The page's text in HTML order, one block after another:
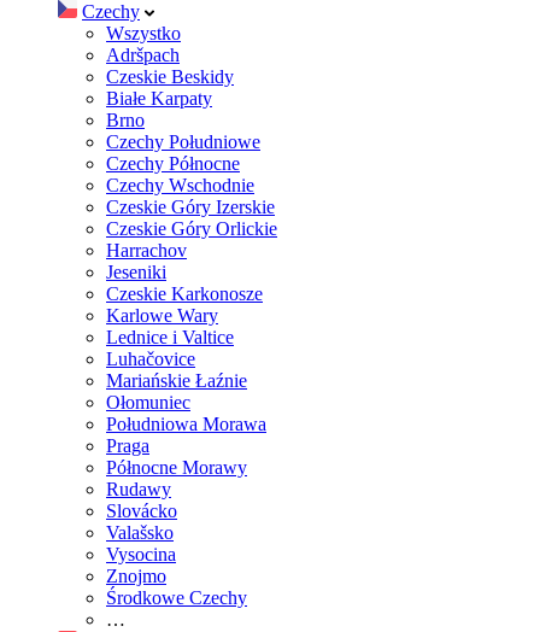
Czechy
Wszystko
Adršpach
Czeskie Beskidy
Białe Karpaty
Brno
Czechy Południowe
Czechy Północne
Czechy Wschodnie
Czeskie Góry Izerskie
Czeskie Góry Orlickie
Harrachov
Jeseniki
Czeskie Karkonosze
Karlowe Wary
Lednice i Valtice
Luhačovice
Mariańskie Łaźnie
Ołomuniec
Południowa Morawa
Praga
Północne Morawy
Rudawy
Slovácko
Valašsko
Vysocina
Znojmo
Środkowe Czechy
…